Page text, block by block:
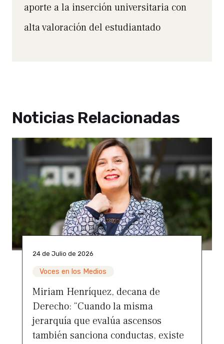
aporte a la inserción universitaria con
alta valoración del estudiantado
Noticias Relacionadas
24 de Julio de 2026
Voces en los Medios
Miriam Henríquez, decana de
Derecho: “Cuando la misma
jerarquía que evalúa ascensos
también sanciona conductas, existe